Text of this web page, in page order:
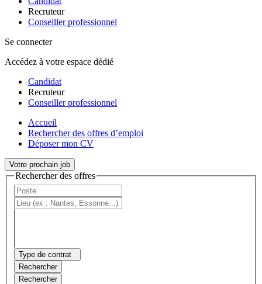
Recruteur
Conseiller professionnel
Se connecter
Accédez à votre espace dédié
Candidat
Recruteur
Conseiller professionnel
Accueil
Rechercher des offres d’emploi
Déposer mon CV
Votre prochain job
Rechercher des offres
Type de contrat
Rechercher
Rechercher